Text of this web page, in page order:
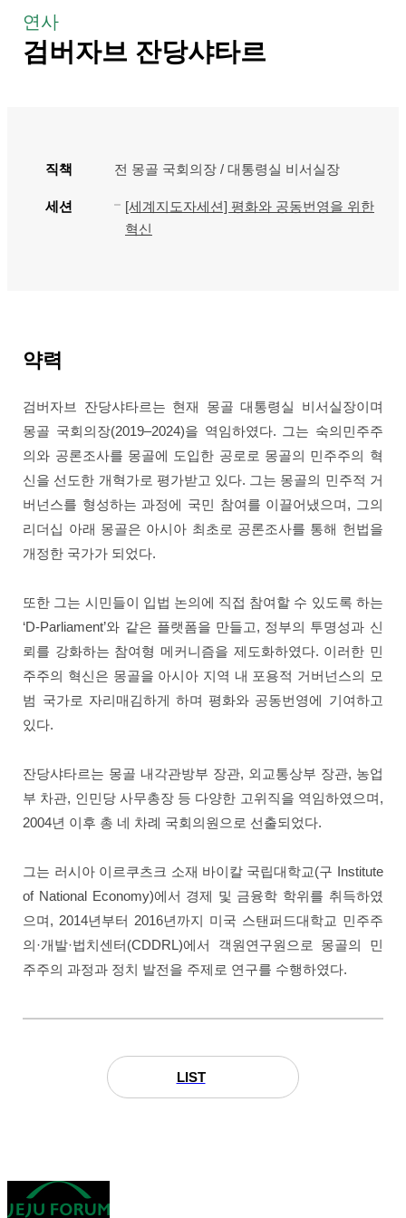
연사
검버자브 잔당샤타르
직책 전 몽골 국회의장 / 대통령실 비서실장
세션
[세계지도자세션] 평화와 공동번영을 위한
혁신
약력
검버자브 잔당샤타르는 현재 몽골 대통령실 비서실장이며
몽골 국회의장(2019–2024)을 역임하였다. 그는 숙의민주주
의와 공론조사를 몽골에 도입한 공로로 몽골의 민주주의 혁
신을 선도한 개혁가로 평가받고 있다. 그는 몽골의 민주적 거
버넌스를 형성하는 과정에 국민 참여를 이끌어냈으며, 그의
리더십 아래 몽골은 아시아 최초로 공론조사를 통해 헌법을
개정한 국가가 되었다.
또한 그는 시민들이 입법 논의에 직접 참여할 수 있도록 하는
‘D-Parliament’와 같은 플랫폼을 만들고, 정부의 투명성과 신
뢰를 강화하는 참여형 메커니즘을 제도화하였다. 이러한 민
주주의 혁신은 몽골을 아시아 지역 내 포용적 거버넌스의 모
범 국가로 자리매김하게 하며 평화와 공동번영에 기여하고
있다.
잔당샤타르는 몽골 내각관방부 장관, 외교통상부 장관, 농업
부 차관, 인민당 사무총장 등 다양한 고위직을 역임하였으며,
2004년 이후 총 네 차례 국회의원으로 선출되었다.
그는 러시아 이르쿠츠크 소재 바이칼 국립대학교(구 Institute
of National Economy)에서 경제 및 금융학 학위를 취득하였
으며, 2014년부터 2016년까지 미국 스탠퍼드대학교 민주주
의·개발·법치센터(CDDRL)에서 객원연구원으로 몽골의 민
주주의 과정과 정치 발전을 주제로 연구를 수행하였다.
LIST